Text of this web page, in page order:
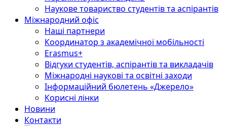
Наукове товариство студентів та аспірантів
Міжнародний офіс
Наші партнери
Координатор з академічної мобільності
Erasmus+
Відгуки студентів, аспірантів та викладачів
Міжнародні наукові та освітні заходи
Інформаційний бюлетень «Джерело»
Корисні лінки
Новини
Контакти